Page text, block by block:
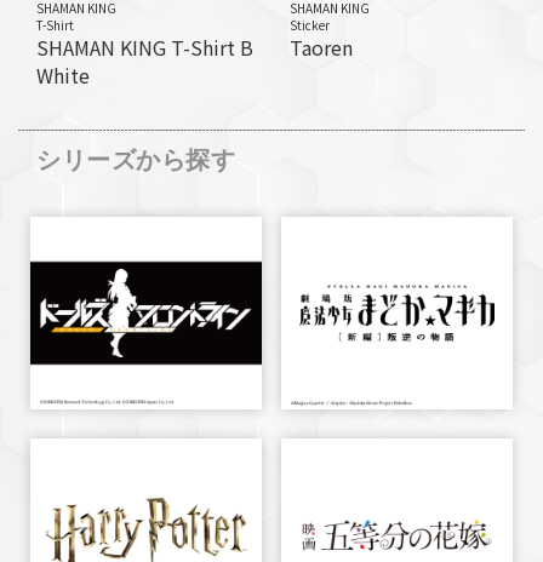
SHAMAN KING
T-Shirt
SHAMAN KING T-Shirt B
White
SHAMAN KING
Sticker
Taoren
シリーズから探す